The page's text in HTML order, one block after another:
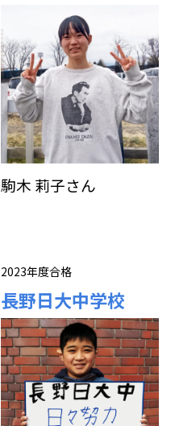
駒木 莉子さん
2023年度合格
長野日大中学校